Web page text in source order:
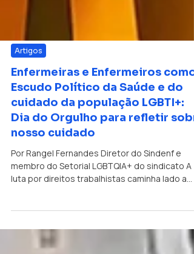
Artigos
Enfermeiras e Enfermeiros como
Escudo Político da Saúde e do
cuidado da população LGBTI+:
Dia do Orgulho para refletir
nosso cuidado
Por Rangel Fernandes Diretor do Sindenf e
membro do Setorial LGBTQIA+ do sindicato A
lado com a garantia da sobrevivência. Desde o
LGBTQIA+ até as trincheiras do presente,
vivenciamos uma contínua dinâmica de